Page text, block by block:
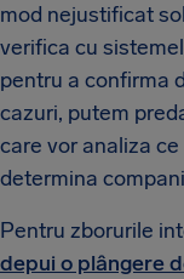
mod nejustificat
verifica cu
pentru a confirma
cazuri, putem
care vor analiza
determina
Pentru zborurile
depui o plângere